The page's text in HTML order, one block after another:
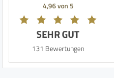
4,96 von 5
SEHR GUT
131 Bewertungen